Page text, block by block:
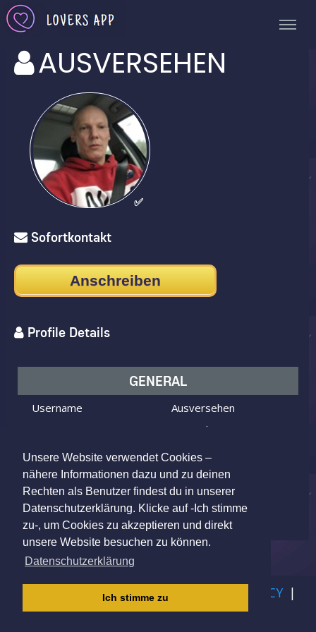
Unsere Website verwendet Cookies –
nähere Informationen dazu und zu deinen
Rechten als Benutzer findest du in unserer
Datenschutzerklärung. Klicke auf -Ich stimme
zu-, um Cookies zu akzeptieren und direkt
unsere Website besuchen zu können.
Datenschutzerklärung
Ich stimme zu
AUSVERSEHEN
✅
Sofortkontakt
Anschreiben
Profile Details
GENERAL
Username
Ausversehen
Male
Looking for
Female
Age
55 y.o.
Location
Berlin, Germany
TERMS OF USE PRIVACY POLICY |
CHILDREN PRIVACY